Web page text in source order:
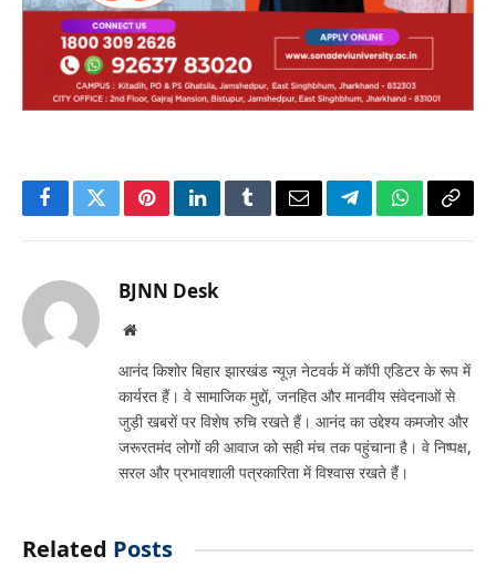
FacebookTwitterPinterestLinkedInTumblrEmailTelegramWhatsApp
Copy
BJNN Desk
Website
आनंद किशोर बिहार झारखंड न्यूज़ नेटवर्क में कॉपी एडिटर के रूप में
कार्यरत हैं। वे सामाजिक मुद्दों, जनहित और मानवीय संवेदनाओं से
जुड़ी खबरों पर विशेष रुचि रखते हैं। आनंद का उद्देश्य कमजोर और
जरूरतमंद लोगों की आवाज को सही मंच तक पहुंचाना है। वे निष्पक्ष,
सरल और प्रभावशाली पत्रकारिता में विश्वास रखते हैं।
Related Posts